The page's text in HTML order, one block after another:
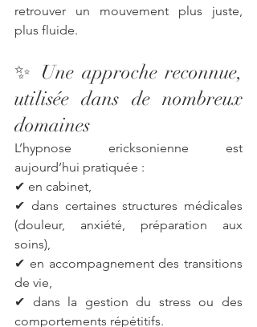
retrouver un mouvement plus juste,
plus fluide.
✨ Une approche reconnue,
utilisée dans de nombreux
domaines
L’hypnose ericksonienne est
aujourd’hui pratiquée :
✔ en cabinet,
✔ dans certaines structures médicales
(douleur, anxiété, préparation aux
soins),
✔ en accompagnement des transitions
de vie,
✔ dans la gestion du stress ou des
comportements répétitifs.